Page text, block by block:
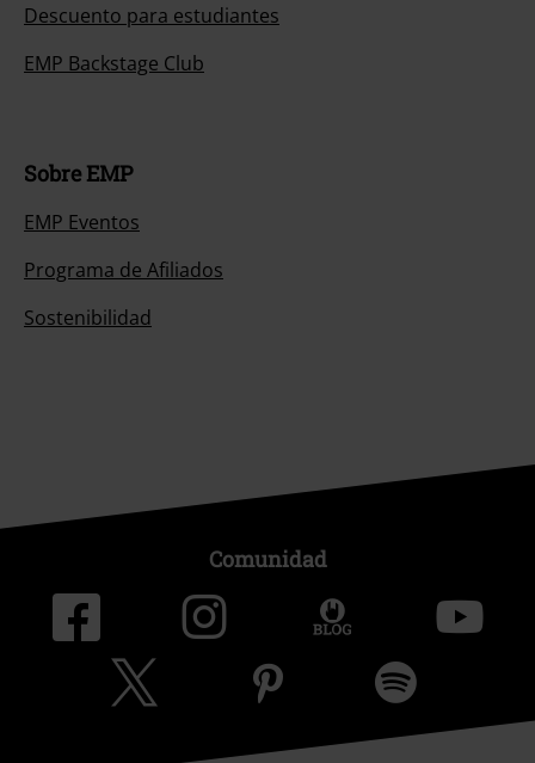
Descuento para estudiantes
EMP Backstage Club
Sobre EMP
EMP Eventos
Programa de Afiliados
Sostenibilidad
Comunidad